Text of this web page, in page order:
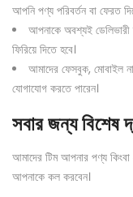
আপনি পণ্য পরিবর্তন বা ফেরত
আপনাকে অবশ্যই ডেলিভারী
ফিরিয়ে দিতে হবে।
আমাদের ফেসবুক, মোবাইল
যোগাযোগ করতে পারেন।
সবারজন্যবিশেষ
আমাদের টিম আপনার পণ্য
আপনাকে কল করবেন।